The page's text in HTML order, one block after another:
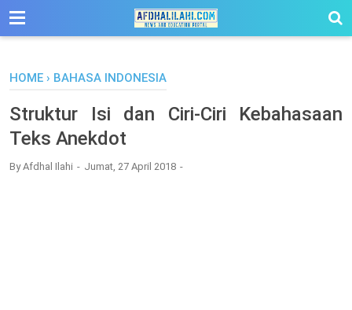
-->
HOME › BAHASA INDONESIA
Struktur Isi dan Ciri-Ciri Kebahasaan
Teks Anekdot
ByAfdhal Ilahi Jumat, 27 April 2018